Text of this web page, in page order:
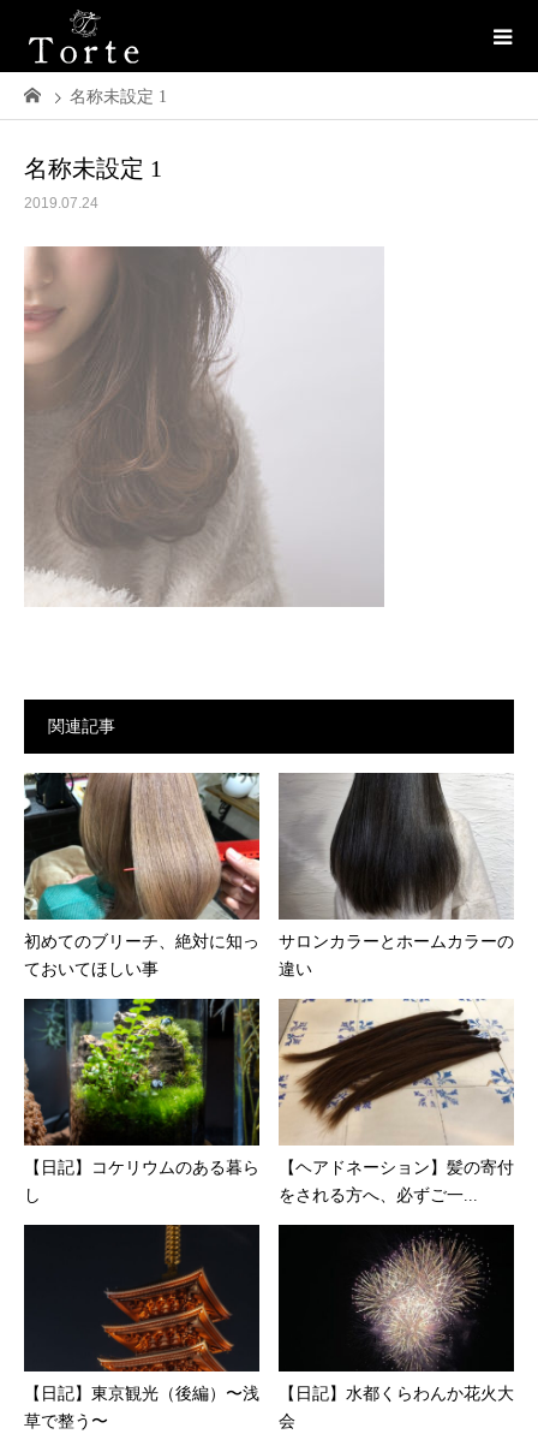
名称未設定 1
名称未設定 1
2019.07.24
関連記事
初めてのブリーチ、絶対に知っ
ておいてほしい事
サロンカラーとホームカラーの
違い
【日記】コケリウムのある暮ら
し
【ヘアドネーション】髪の寄付
をされる方へ、必ずご一...
【日記】東京観光（後編）〜浅
草で整う〜
【日記】水都くらわんか花火大
会